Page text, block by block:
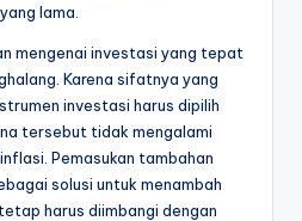
lama.
mengenai investasi yang tepat
Karena sifatnya yang
investasi harus dipilih
tersebut tidak mengalami
Pemasukan tambahan
solusi untuk menambah
harus diimbangi dengan